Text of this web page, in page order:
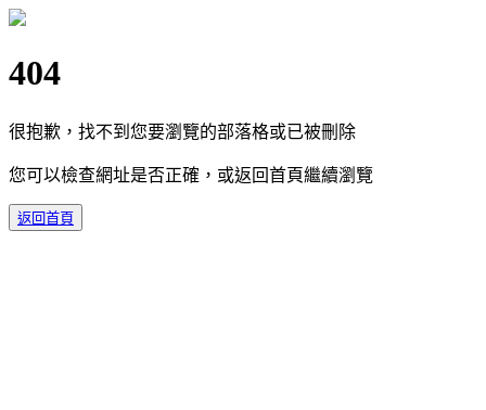
404
很抱歉，找不到您要瀏覽的部落格或已被刪除
您可以檢查網址是否正確，或返回首頁繼續瀏覽
返回首頁